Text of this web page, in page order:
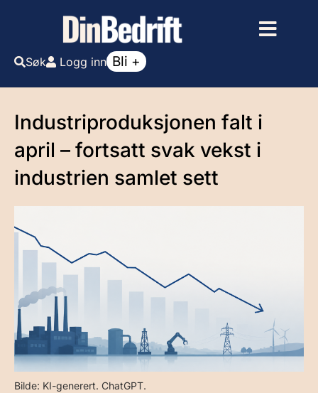
Søk Logg inn Bli +
Industriproduksjonen falt i
april – fortsatt svak vekst i
industrien samlet sett
Bilde: KI-generert. ChatGPT.